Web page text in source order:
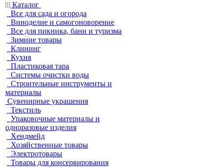
Каталог
Все для сада и огорода
Виноделие и самогоноворение
Все для пикника, бани и туризма
Зимние товары
Клининг
Кухня
Пластиковая тара
Системы очистки воды
Строительные инструменты и
материалы
Сувенирные украшения
Текстиль
Упаковочные материалы и
одноразовые изделия
Хендмейд
Хозяйственные товары
Электротовары
Товары для консервирования